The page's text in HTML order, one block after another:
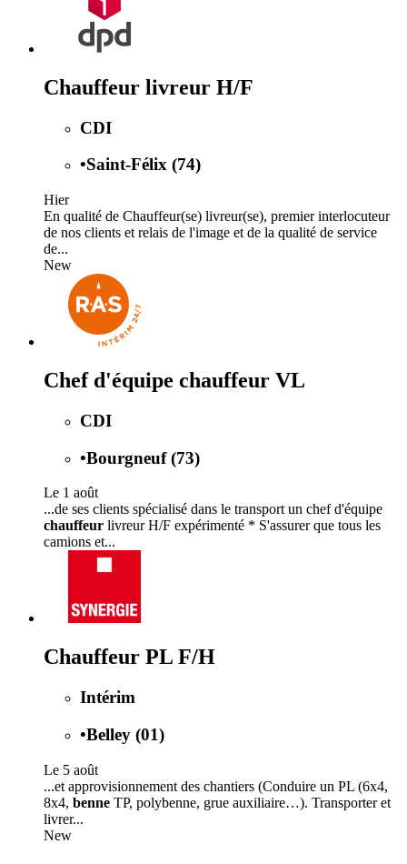
Chauffeur livreur H/F
CDI
•Saint-Félix (74)
Hier
En qualité de Chauffeur(se) livreur(se), premier interlocuteur
de nos clients et relais de l'image et de la qualité de service
de...
New
Chef d'équipe chauffeur VL
CDI
•Bourgneuf (73)
Le 1 août
...de ses clients spécialisé dans le transport un chef d'équipe
chauffeur livreur H/F expérimenté * S'assurer que tous les
camions et...
Chauffeur PL F/H
Intérim
•Belley (01)
Le 5 août
...et approvisionnement des chantiers (Conduire un PL (6x4,
8x4, benne TP, polybenne, grue auxiliaire…). Transporter et
livrer...
New